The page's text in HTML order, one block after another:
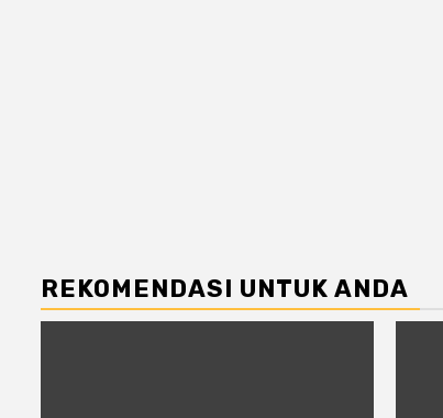
REKOMENDASI UNTUK ANDA